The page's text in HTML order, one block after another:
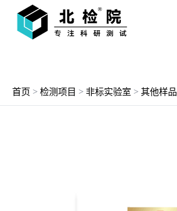
首页 > 检测项目 > 非标实验室 > 其他样品